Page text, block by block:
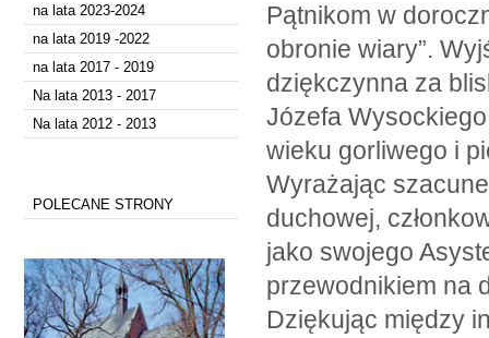
na lata 2023-2024
na lata 2019 -2022
na lata 2017 - 2019
Na lata 2013 - 2017
Na lata 2012 - 2013
POLECANE STRONY
Pątnikom w
obronie wiary”.
dziękczynna za
Józefa
wieku gorliwego i
Wyrażając
duchowej,
jako swojego
przewodnikiem na
Dziękując między